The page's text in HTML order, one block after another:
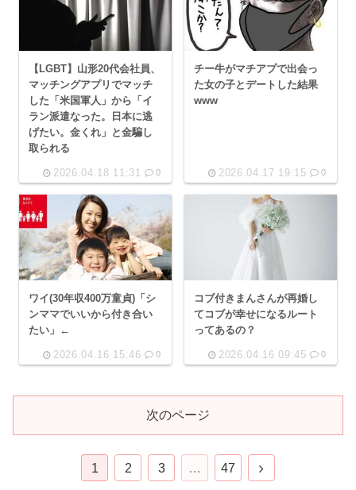
【LGBT】山形20代会社員、
マッチングアプリでマッチ
した「米国軍人」から「イ
ラン派遣なった。日本に逃
げたい。金くれ」と金騙し
取られる
2026.04.18 11:31 0
チー牛がマチアプで出会っ
た女の子とデートした結果
www
2026.04.17 19:15 0
ワイ(30年収400万童貞)「シ
ンママでいいから付き合い
たい」←
2026.04.16 15:46 0
コブ付きまんさんが再婚し
てコブが幸せになるルート
ってあるの？
2026.04.16 09:45 0
次のページ
1 2 3 … 47
次